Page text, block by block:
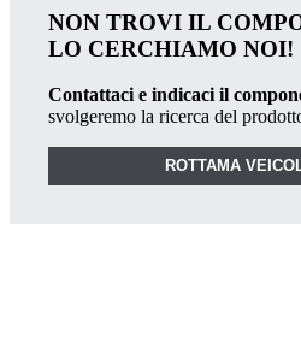
NON TROVI IL
LO CERCHIAMO NOI!
Contattaci e indicaci il
svolgeremo la ricerca del
ROTTAMA